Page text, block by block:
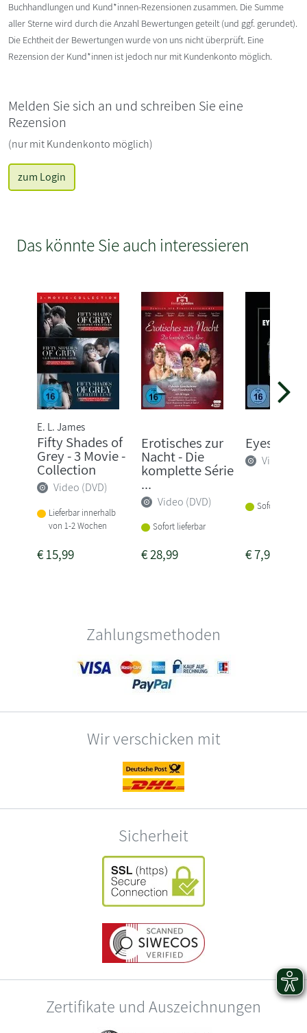
Buchhandlungen und Kund*innen-Rezensionen zusammen. Die Summe
aller Sterne wird durch die Anzahl Bewertungen geteilt (und ggf. gerundet).
Die Echtheit der Bewertungen wurde von uns nicht überprüft. Eine
Rezension der Kund*innen ist jedoch nur mit Kundenkonto möglich.
Melden Sie sich an und schreiben Sie eine
Rezension
(nur mit Kundenkonto möglich)
zum Login
Das könnte Sie auch interessieren
E. L. James
Fifty Shades of
Grey - 3 Movie -
Collection
Video (DVD)
Lieferbar innerhalb
von 1-2 Wochen
€15,99
Erotisches zur
Nacht - Die
komplette Série
...
Video (DVD)
Sofort lieferbar
€28,99
Eyes
Video
Sofort
€7,99
Zahlungsmethoden
Wir verschicken mit
Sicherheit
Zertifikate und Auszeichnungen